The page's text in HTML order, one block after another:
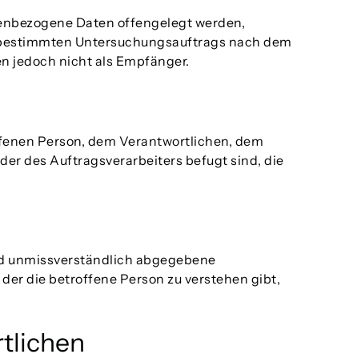
Daten offengelegt werden,
Untersuchungsauftrags nach dem
jedoch nicht als Empfänger.
Person, dem Verantwortlichen, dem
des Auftragsverarbeiters befugt sind, die
unmissverständlich abgegebene
die betroffene Person zu verstehen gibt,